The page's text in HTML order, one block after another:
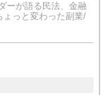
ーが語る民法、金融
ょっと変わった副業/